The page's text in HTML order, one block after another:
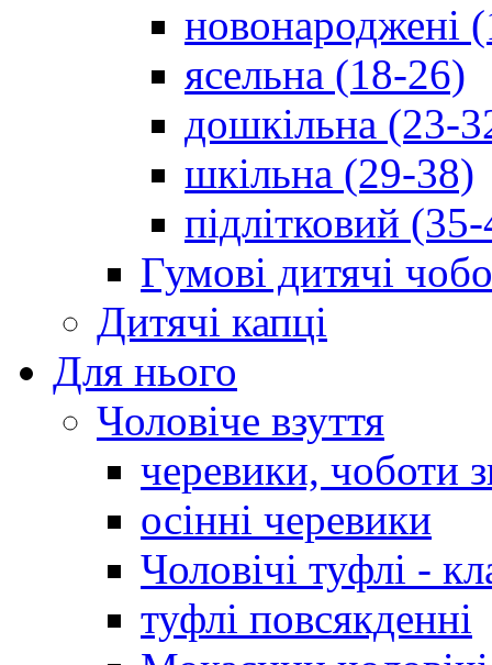
новонароджені
ясельна (18-26)
дошкільна (23-
шкільна (29-38)
підлітковий
Гумові дитячі
Дитячі капці
Для нього
Чоловіче взуття
черевики, чоботи
осінні черевики
Чоловічі туфлі -
туфлі повсякденні